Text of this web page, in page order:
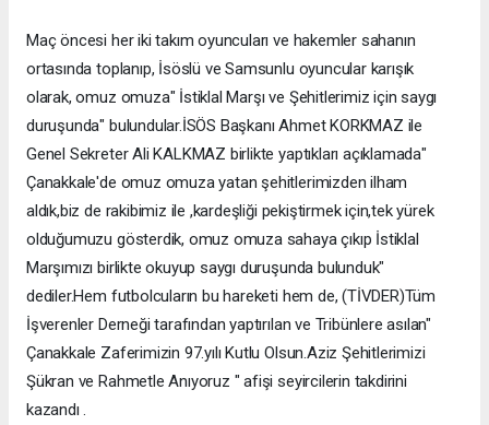
Maç öncesi her iki takım oyuncuları ve hakemler sahanın
ortasında toplanıp, İsöslü ve Samsunlu oyuncular karışık
olarak, omuz omuza" İstiklal Marşı ve Şehitlerimiz için saygı
duruşunda" bulundular.İSÖS Başkanı Ahmet KORKMAZ ile
Genel Sekreter Ali KALKMAZ birlikte yaptıkları açıklamada"
Çanakkale'de omuz omuza yatan şehitlerimizden ilham
aldık,biz de rakibimiz ile ,kardeşliği pekiştirmek için,tek yürek
olduğumuzu gösterdik, omuz omuza sahaya çıkıp İstiklal
Marşımızı birlikte okuyup saygı duruşunda bulunduk"
dediler.Hem futbolcuların bu hareketi hem de, (TİVDER)Tüm
İşverenler Derneği tarafından yaptırılan ve Tribünlere asılan"
Çanakkale Zaferimizin 97.yılı Kutlu Olsun.Aziz Şehitlerimizi
Şükran ve Rahmetle Anıyoruz " afişi seyircilerin takdirini
kazandı .